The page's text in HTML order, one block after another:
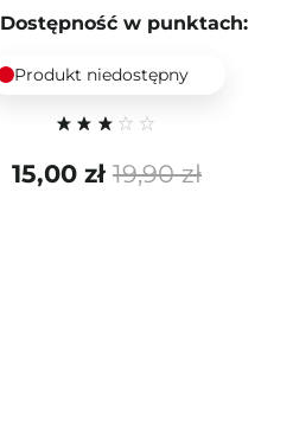
Dostępność w punktach:
Produkt niedostępny
19,90 zł
15,00 zł